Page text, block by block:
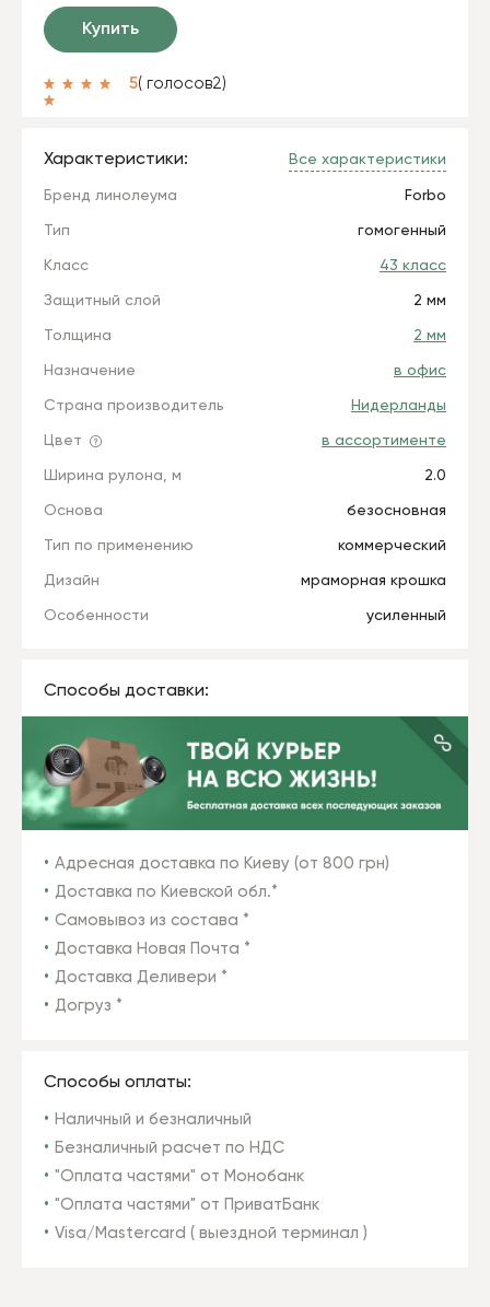
Купить
5( голосов2)
Характеристики: Все характеристики
Бренд линолеума Forbo
Тип гомогенный
Класс 43 класс
Защитный слой 2 мм
Толщина 2 мм
Назначение в офис
Страна производитель Нидерланды
Цвет в ассортименте
Ширина рулона, м 2.0
Основа безосновная
Тип по применению коммерческий
Дизайн мраморная крошка
Особенности усиленный
Способы доставки:
Адресная доставка по Киеву (от 800 грн)
Доставка по Киевской обл.*
Самовывоз из состава *
Доставка Новая Почта *
Доставка Деливери *
Догруз *
Способы оплаты:
Наличный и безналичный
Безналичный расчет по НДС
"Оплата частями" от Монобанк
"Оплата частями" от ПриватБанк
Visa/Mastercard ( выездной терминал )